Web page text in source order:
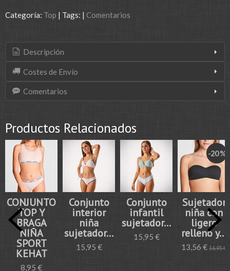
Categoría: Top | Tags: | Comentarios
Descripción
Costes de Envío
Comentarios
Productos Relacionados
CONJUNTO
TOP Y
BRAGA
NIÑA
SPORT
KEHAT
8,95 €
Conjunto
interior
niña
sujetador...
15,95 €
Conjunto
infantil
sujetador...
15,95 €
-20 %
Sujetador
niña con
ligero
relleno y...
13,56 € 16,95 €